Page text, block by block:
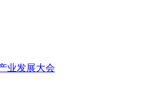
业发展大会